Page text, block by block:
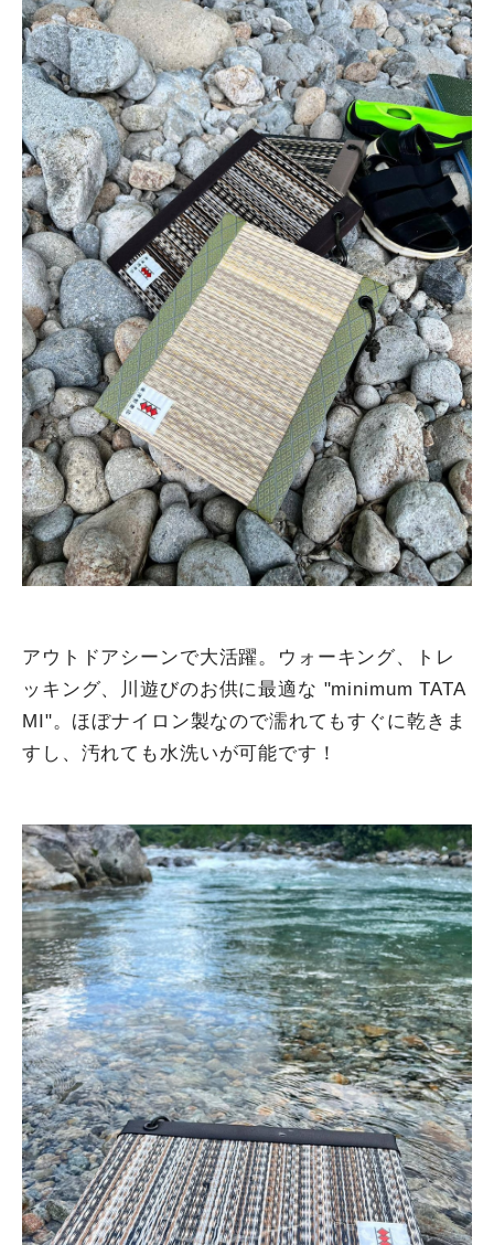
アウトドアシーンで大活躍。ウォーキング、トレ
ッキング、川遊びのお供に最適な "minimum TATA
MI"。ほぼナイロン製なので濡れてもすぐに乾きま
すし、汚れても水洗いが可能です！